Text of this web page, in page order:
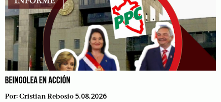
BEINGOLEA EN ACCIÓN
Por:Cristian Rebosio 5.08.2026